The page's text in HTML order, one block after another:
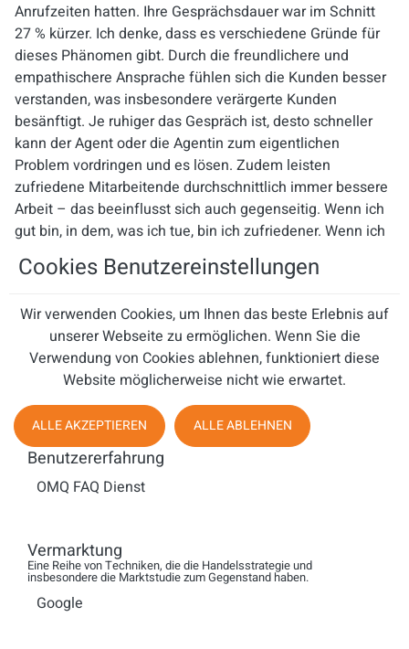
Anrufzeiten hatten. Ihre Gesprächsdauer war im Schnitt
27 % kürzer. Ich denke, dass es verschiedene Gründe für
dieses Phänomen gibt. Durch die freundlichere und
empathischere Ansprache fühlen sich die Kunden besser
verstanden, was insbesondere verärgerte Kunden
besänftigt. Je ruhiger das Gespräch ist, desto schneller
kann der Agent oder die Agentin zum eigentlichen
Problem vordringen und es lösen. Zudem leisten
zufriedene Mitarbeitende durchschnittlich immer bessere
Arbeit – das beeinflusst sich auch gegenseitig. Wenn ich
gut bin, in dem, was ich tue, bin ich zufriedener. Wenn ich
zufrieden bin, bin ich freundlicher und somit auch wieder
ein:e besserer:e Service-Agent:in.
Engage AI setzt hier gleich an mehreren Stellen an. Die
Software erinnert die Mitarbeitenden während des
Gesprächs, die eigenen Emotionen und die des Kunden
stetig im Blick zu halten und hat so einen direkten Einfluss
auf den Gesprächsverlauf. Durchpositive
Benachrichtigungen, Lob und Gamification-Elemente wie
den Stimmungsscore schafft Engage AI zudem
Erfolgserlebnisse, die die Agents dauerhaft motivieren.
Mitarbeitende können zudem ihre eigene Leistung über
Führungskräfte die gewonnenen Daten zur Schulung der
Mitarbeitenden nutzen oder im Notfall auch direkt
eingreifen, wenn bei einem Anruf sehr schlechte
Stimmungsscores bei Kunden und Agent:innen auftreten
Cookies Benutzereinstellungen
Wir verwenden Cookies, um Ihnen das beste Erlebnis auf
unserer Webseite zu ermöglichen. Wenn Sie die
Verwendung von Cookies ablehnen, funktioniert diese
Website möglicherweise nicht wie erwartet.
ALLE AKZEPTIEREN ALLE ABLEHNEN
Benutzererfahrung
OMQ FAQ Dienst
Vermarktung
Eine Reihe von Techniken, die die Handelsstrategie und
insbesondere die Marktstudie zum Gegenstand haben.
Google